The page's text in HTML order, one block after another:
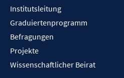
Institutsleitung
Graduiertenprogramm
Befragungen
Projekte
Wissenschaftlicher Beirat